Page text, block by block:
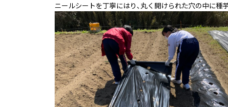
ニールシートを丁寧にはり、丸く開けられた穴の中に種